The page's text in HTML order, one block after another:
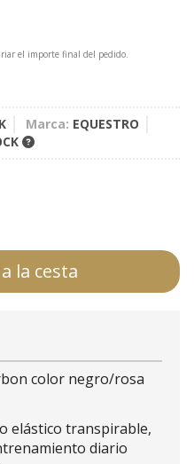
el importe final del pedido.
Marca: EQUESTRO
la cesta
color negro/rosa
elástico transpirable,
diario